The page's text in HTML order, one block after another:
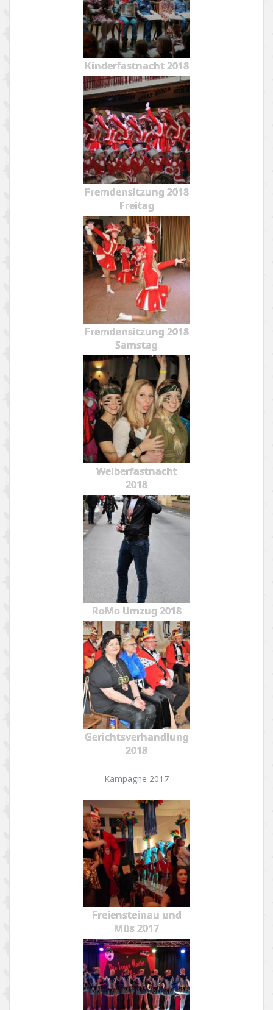
Kinderfastnacht 2018
Fremdensitzung 2018
Freitag
Fremdensitzung 2018
Samstag
Weiberfastnacht
2018
RoMo Umzug 2018
Gerichtsverhandlung
2018
Kampagne 2017
Freiensteinau und
Müs 2017